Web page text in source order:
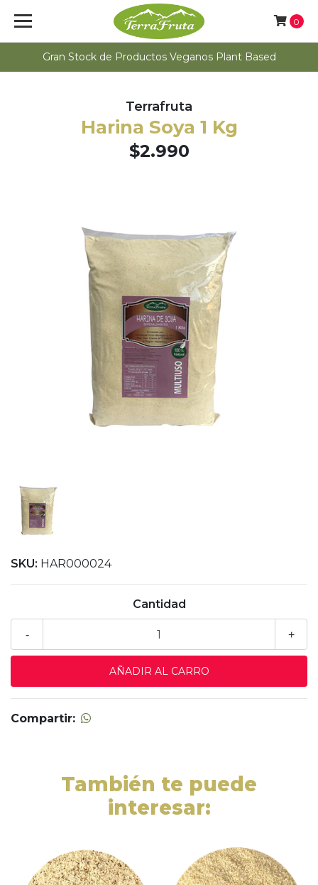
Gran Stock de Productos Veganos Plant Based
0
Terrafruta
Harina Soya 1 Kg
$2.990
SKU: HAR000024
Cantidad
+
-
Compartir:
También te puede
interesar: